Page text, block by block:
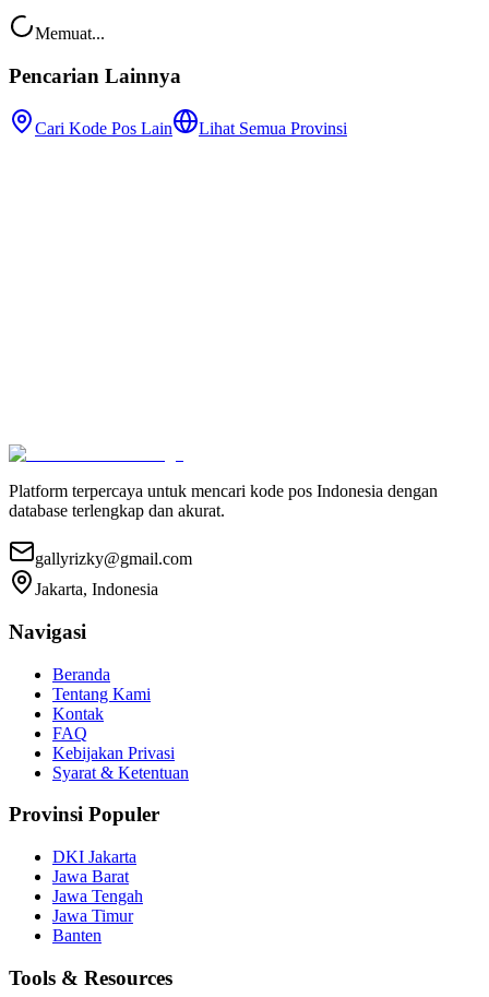
Memuat...
Pencarian Lainnya
Cari Kode Pos Lain Lihat Semua Provinsi
Platform terpercaya untuk mencari kode pos Indonesia dengan
database terlengkap dan akurat.
gallyrizky@gmail.com
Jakarta, Indonesia
Navigasi
Beranda
Tentang Kami
Kontak
FAQ
Kebijakan Privasi
Syarat & Ketentuan
Provinsi Populer
DKI Jakarta
Jawa Barat
Jawa Tengah
Jawa Timur
Banten
Tools & Resources